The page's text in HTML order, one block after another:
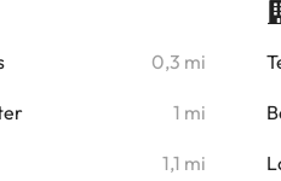
0,3 mi
1 mi
1,1 mi